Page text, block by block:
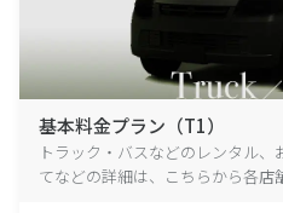
基本料金プラン（T1）
トラック・バスなどのレンタル
てなどの詳細は、こちらから各店